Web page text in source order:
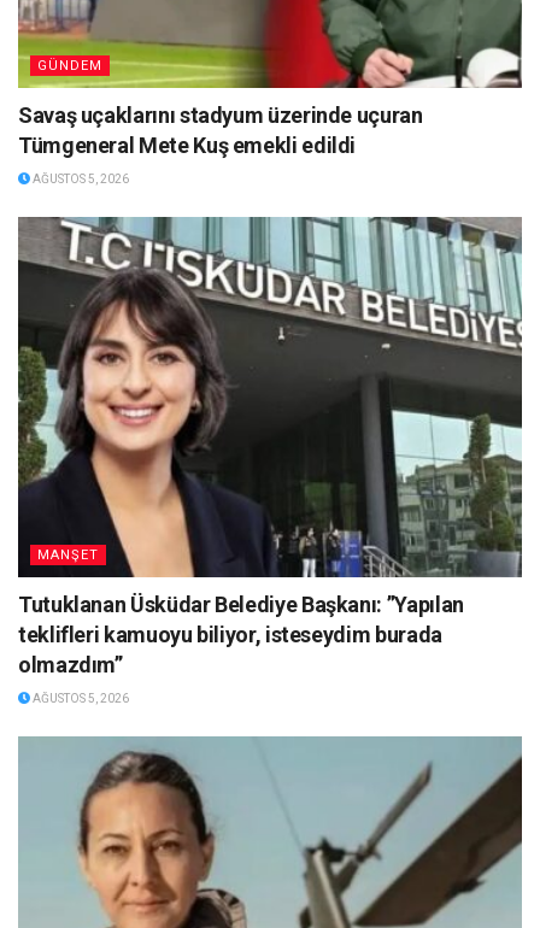
GÜNDEM
Savaş uçaklarını stadyum üzerinde uçuran
Tümgeneral Mete Kuş emekli edildi
AĞUSTOS 5, 2026
MANŞET
Tutuklanan Üsküdar Belediye Başkanı: ”Yapılan
teklifleri kamuoyu biliyor, isteseydim burada
olmazdım”
AĞUSTOS 5, 2026